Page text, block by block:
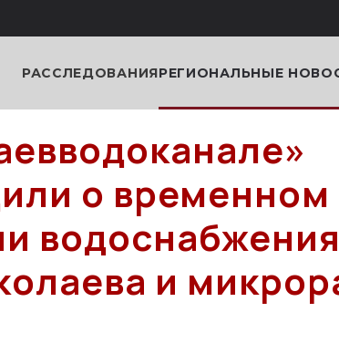
РАССЛЕДОВАНИЯРЕГИОНАЛЬНЫЕ
о временном
и